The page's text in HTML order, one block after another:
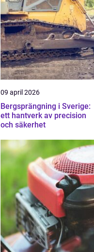
09 april 2026
Bergsprängning i Sverige:
ett hantverk av precision
och säkerhet